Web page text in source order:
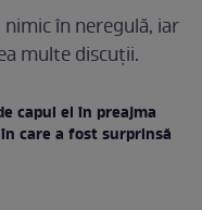
în neregulă, iar
multe discuții.
capul ei în preajma
care a fost surprinsă